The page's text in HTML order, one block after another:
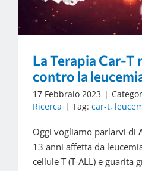
La Terapia Car-T
contro la
17 Febbraio 2023 |
Ricerca | Tag: car-t,
Oggi vogliamo parlarvi di
13 anni affetta da
cellule T (T-ALL) e guarita